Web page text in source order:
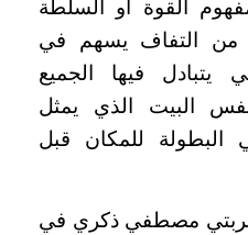
القوة أو السلطة
من التفاف يسهم في
يتبادل فيها الجميع
البيت الذي يمثل
البطولة للمكان قبل
مصطفي ذكري في